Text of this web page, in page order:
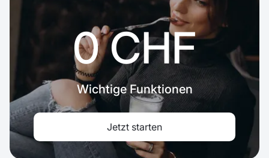
0 CHF
Wichtige Funktionen
Jetzt starten